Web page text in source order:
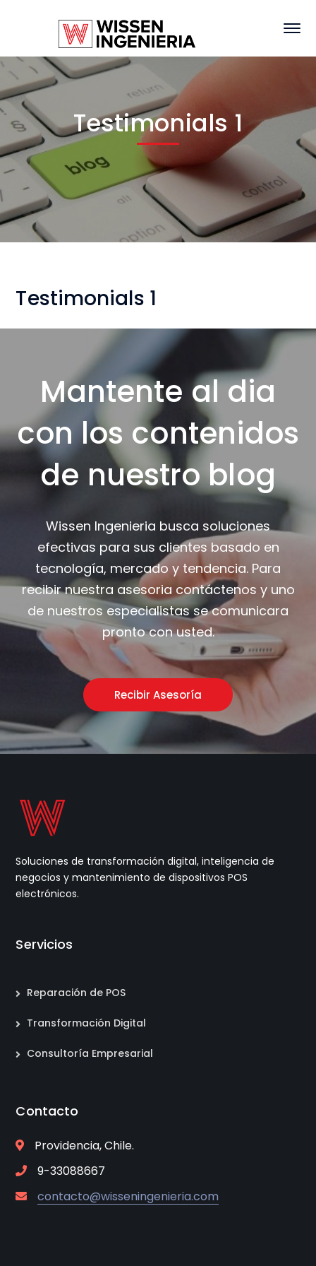
Testimonials 1
Testimonials 1
Mantente al dia
con los contenidos
de nuestro blog
Wissen Ingenieria busca soluciones
efectivas para sus clientes basado en
tecnología, mercado y tendencia. Para
recibir nuestra asesoria contáctenos y uno
de nuestros especialistas se comunicara
pronto con usted.
Recibir Asesoría
Soluciones de transformación digital, inteligencia de
negocios y mantenimiento de dispositivos POS
electrónicos.
Servicios
Reparación de POS
Transformación Digital
Consultoría Empresarial
Contacto
Providencia, Chile.
9-33088667
contacto@wisseningenieria.com